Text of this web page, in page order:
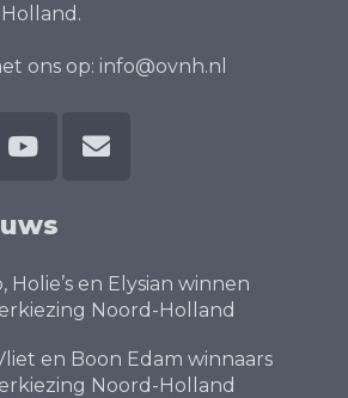
ons op: info@ovnh.nl
Holie’s en Elysian winnen
Noord-Holland
en Boon Edam winnaars
Noord-Holland